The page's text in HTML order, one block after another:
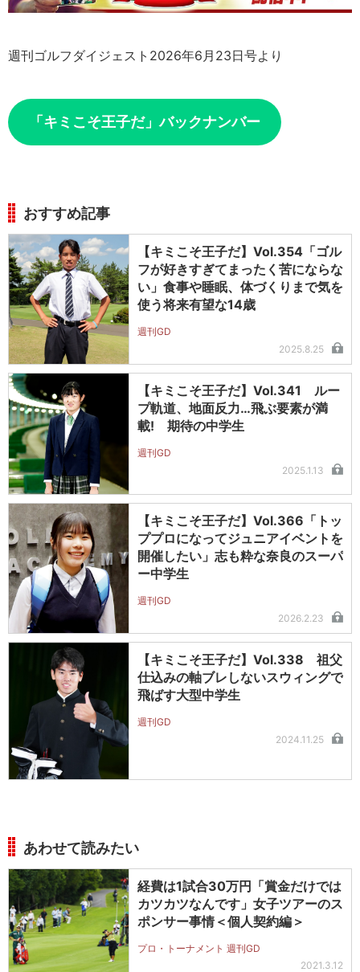
週刊ゴルフダイジェスト2026年6月23日号より
「キミこそ王子だ」バックナンバー
おすすめ記事
【キミこそ王子だ】Vol.354「ゴル
フが好きすぎてまったく苦にならな
い」食事や睡眠、体づくりまで気を
使う将来有望な14歳
週刊GD
2025.8.25
【キミこそ王子だ】Vol.341 ルー
プ軌道、地面反力…飛ぶ要素が満
載! 期待の中学生
週刊GD
2025.1.13
【キミこそ王子だ】Vol.366「トッ
ププロになってジュニアイベントを
開催したい」志も粋な奈良のスーパ
ー中学生
週刊GD
2026.2.23
【キミこそ王子だ】Vol.338 祖父
仕込みの軸ブレしないスウィングで
飛ばす大型中学生
週刊GD
2024.11.25
あわせて読みたい
経費は1試合30万円「賞金だけでは
カツカツなんです」女子ツアーのス
ポンサー事情＜個人契約編＞
プロ・トーナメント 週刊GD
2021.3.12